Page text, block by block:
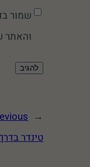
שמור
והאתר
←
טינדר